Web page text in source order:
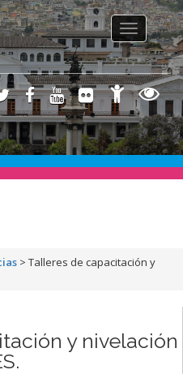
Toggle
navigation
> Talleres de capacitación y
y nivelación